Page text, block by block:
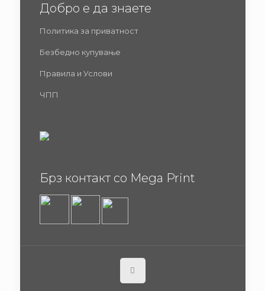
Добро е да знаете
Политика за приватност
Безбедно купување
Правила и Услови
ЧПП
Брз контакт со Mega Print